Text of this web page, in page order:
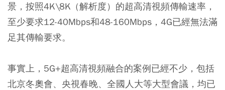
景，按照4K\8K（解析度）的超高清視頻傳輸速率，
至少要求12-40Mbps和48-160Mbps，4G已經無法滿
足其傳輸要求。
事實上，5G+超高清視頻融合的案例已經不少，包括
北京冬奧會、央視春晚、全國人大等大型會議，均已